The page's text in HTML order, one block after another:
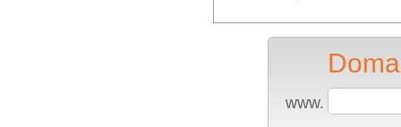
www.